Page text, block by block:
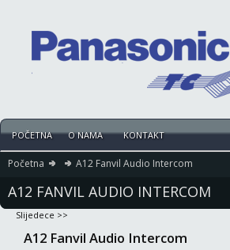
POČETNA O NAMA KONTAKT
Početna A12 Fanvil Audio Intercom
A12 FANVIL AUDIO INTERCOM
Slijedece >>
A12 Fanvil Audio Intercom